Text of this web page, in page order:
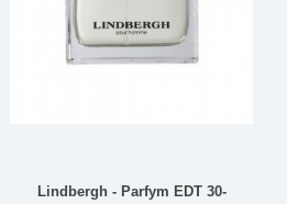
Lindbergh - Parfym EDT 30-